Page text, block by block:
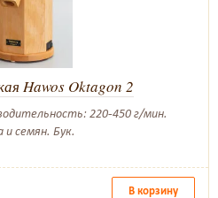
Hawos Oktagon 2
220-450 г/мин.
и семян. Бук.
В корзину